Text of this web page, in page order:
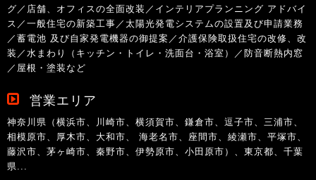
グ／店舗、オフィスの全面改装／インテリアプランニング アドバイ
ス／一般住宅の新築工事／太陽光発電システムの設置及び申請業務
／蓄電池 及び自家発電機器の御提案／介護保険取扱住宅の改修、改
装／水まわり（キッチン・トイレ・洗面台・浴室）／防音断熱内窓
／屋根・塗装など
営業エリア
神奈川県（横浜市、川崎市、横須賀市、鎌倉市、逗子市、三浦市、
相模原市、厚木市、大和市、 海老名市、座間市、綾瀬市、平塚市、
藤沢市、茅ヶ崎市、秦野市、伊勢原市、小田原市）、東京都、千葉
県...